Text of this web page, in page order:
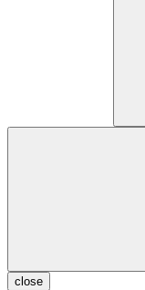
close